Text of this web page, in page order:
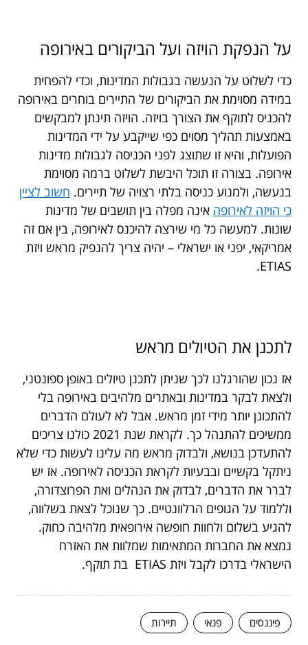
על הנפקת הויזה ועל הביקורים באירופה
כדי לשלוט על הנעשה בגבולות המדינות, וכדי להפחית
במידה מסוימת את הביקורים של התיירים בוחרים באירופה
להכניס לתוקף את הצורך בויזה. הויזה תינתן למבקשים
באמצעות תהליך מסוים כפי שייקבע על ידי המדינות
הפועלות, והיא זו שתוצג לפני הכניסה לגבולות מדינות
אירופה. בצורה זו תוכל היבשת לשלוט ברמה מסוימת
בנעשה, ולמנוע כניסה בלתי רצויה של תיירים. חשוב לציין
כי הויזה לאירופה אינה מפלה בין תושבים של מדינות
שונות. למעשה כל מי שירצה להיכנס לאירופה, בין אם זה
אמריקאי, יפני או ישראלי – יהיה צריך להנפיק מראש ויזת
ETIAS.
לתכנן את הטיולים מראש
אז נכון שהורגלנו לכך שניתן לתכנן טיולים באופן ספונטני,
ולצאת לבקר במדינות ובאתרים מלהיבים באירופה בלי
להתכונן יותר מידי זמן מראש. אבל לא לעולם הדברים
ממשיכים להתנהל כך. לקראת שנת 2021 כולנו צריכים
להתעדכן בנושא, ולבדוק מראש מה עלינו לעשות כדי שלא
ניתקל בקשיים ובבעיות לקראת הכניסה לאירופה. אז יש
לברר את הדברים, לבדוק את הנהלים ואת הפרוצדורה,
וללמוד על הגופים הרלוונטיים. כך שנוכל לצאת בשלווה,
להגיע בשלום ולחוות חופשה אירופאית מלהיבה כחוק.
נמצא את החברות המתאימות שמלוות את האזרח
הישראלי בדרכו לקבל ויזת ETIAS בת תוקף.
פיננסים פנאי תיירות